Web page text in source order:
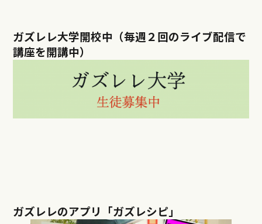
ガズレレ大学開校中（毎週２回のライブ配信で
講座を開講中）
ガズレレのアプリ「ガズレシピ」